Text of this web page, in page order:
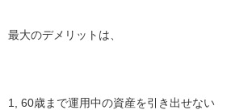
最大のデメリットは、
1, 60歳まで運用中の資産を引き出せない